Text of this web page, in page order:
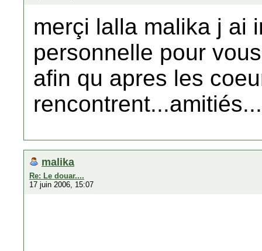
merçi lalla malika j ai
personnelle pour
afin qu apres les
malika
Re: Le douar....
17 juin 2006, 15:07